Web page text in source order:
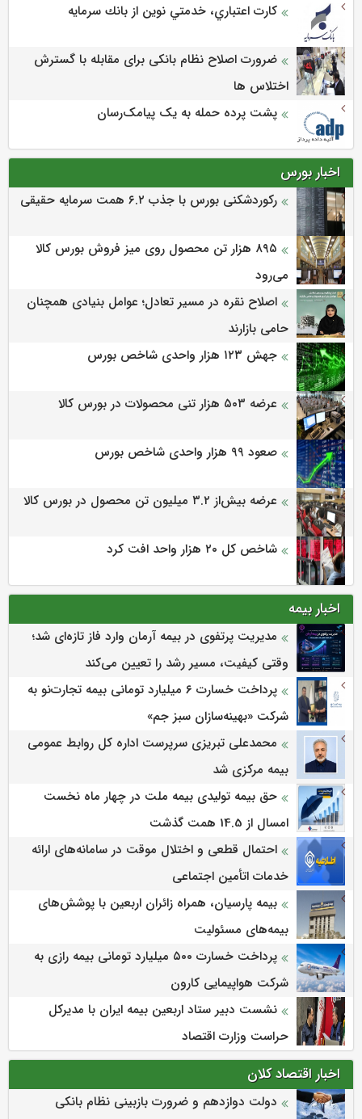
كارت اعتباري، خدمتي نوين از بانك سرمايه
ضرورت اصلاح نظام بانکی برای مقابله با گسترش
اختلاس ها
پشت پرده حمله به یک پیامک‌رسان
اخبار بورس
رکوردشکنی بورس با جذب ۶.۲ همت سرمایه حقیقی
۸۹۵ هزار تن محصول روی میز فروش بورس کالا
می‌‌رود
اصلاح نقره در مسیر تعادل؛ عوامل بنیادی همچنان
حامی بازارند
جهش ۱۲۳ هزار واحدی شاخص بورس
عرضه ۵۰۳ هزار تنی محصولات در بورس کالا
صعود ۹۹ هزار واحدی شاخص بورس
عرضه بیش‌از ۳.۲ میلیون تن محصول در بورس کالا
شاخص کل ۲۰ هزار واحد افت کرد
اخبار بیمه
مدیریت پرتفوی در بیمه آرمان وارد فاز تازه‌ای شد؛
وقتی کیفیت، مسیر رشد را تعیین می‌کند
پرداخت خسارت ۶ میلیارد تومانی بیمه تجارت‌نو به
شرکت «بهینه‌سازان سبز جم»
محمدعلی تبریزی سرپرست اداره كل روابط عمومی
بیمه مركزی شد
حق بیمه تولیدی بیمه ملت در چهار ماه نخست
امسال از 14.5 همت گذشت
احتمال قطعی و اختلال موقت در سامانه‌های ارائه
خدمات اتأمین اجتماعی
بیمه پارسیان، همراه زائران اربعین با پوشش‌های
بیمه‌های مسئولیت
پرداخت خسارت ۵۰۰ میلیارد تومانی بیمه رازی به
شرکت هواپیمایی کارون
نشست دبیر ستاد اربعین بیمه ایران با مدیرکل
حراست وزارت اقتصاد
اخبار اقتصاد کلان
دولت دوازدهم و ضرورت بازبینی نظام بانکی